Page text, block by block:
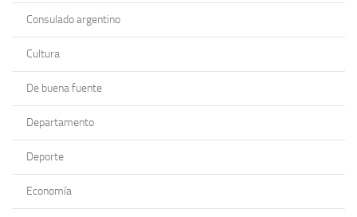
Consulado argentino
Cultura
De buena fuente
Departamento
Deporte
Economía